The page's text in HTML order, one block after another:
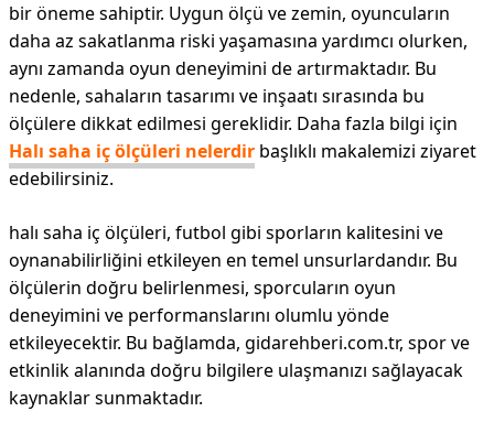
bir öneme sahiptir. Uygun ölçü ve zemin, oyuncuların
daha az sakatlanma riski yaşamasına yardımcı olurken,
aynı zamanda oyun deneyimini de artırmaktadır. Bu
nedenle, sahaların tasarımı ve inşaatı sırasında bu
ölçülere dikkat edilmesi gereklidir. Daha fazla bilgi için
Halı saha iç ölçüleri nelerdir başlıklı makalemizi ziyaret
edebilirsiniz.
halı saha iç ölçüleri, futbol gibi sporların kalitesini ve
oynanabilirliğini etkileyen en temel unsurlardandır. Bu
ölçülerin doğru belirlenmesi, sporcuların oyun
deneyimini ve performanslarını olumlu yönde
etkileyecektir. Bu bağlamda, gidarehberi.com.tr, spor ve
etkinlik alanında doğru bilgilere ulaşmanızı sağlayacak
kaynaklar sunmaktadır.